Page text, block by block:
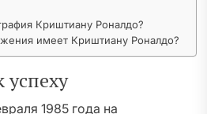
Криштиану Роналдо?
имеет Криштиану Роналдо?
успеху
1985 года на